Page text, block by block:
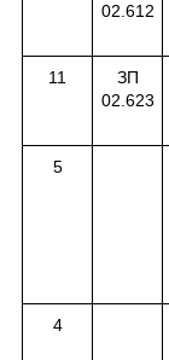
02.612
11
ЗП
02.623
5
4